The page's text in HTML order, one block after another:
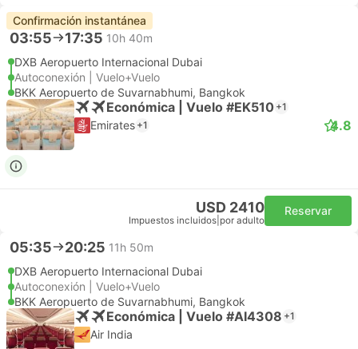
Confirmación instantánea
03:55 17:35 10h 40m
DXB Aeropuerto Internacional Dubai
Autoconexión | Vuelo+Vuelo
BKK Aeropuerto de Suvarnabhumi, Bangkok
Económica | Vuelo #EK510 +1
Emirates +1 4.8
USD 2410
Impuestos incluidos por adulto
Reservar
05:35 20:25 11h 50m
DXB Aeropuerto Internacional Dubai
Autoconexión | Vuelo+Vuelo
BKK Aeropuerto de Suvarnabhumi, Bangkok
Económica | Vuelo #AI4308 +1
Air India